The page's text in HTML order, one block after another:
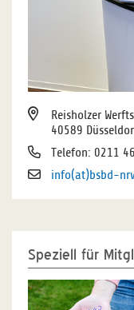
Reisholzer
40589
Telefon: 0211
info(at)bsbd-
Speziell für